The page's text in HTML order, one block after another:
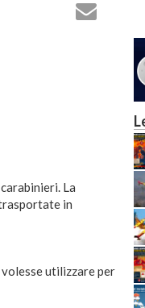
La
in
volesse utilizzare per